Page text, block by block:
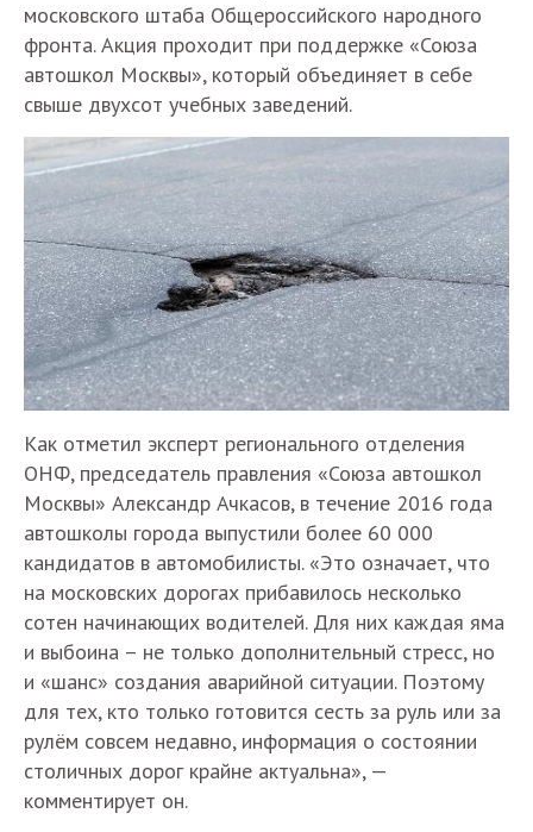
московского штаба Общероссийского народного
фронта. Акция проходит при поддержке «Союза
автошкол Москвы», который объединяет в себе
свыше двухсот учебных заведений.
Как отметил эксперт регионального отделения
ОНФ, председатель правления «Союза автошкол
Москвы» Александр Ачкасов, в течение 2016 года
автошколы города выпустили более 60 000
кандидатов в автомобилисты. «Это означает, что
на московских дорогах прибавилось несколько
сотен начинающих водителей. Для них каждая яма
и выбоина – не только дополнительный стресс, но
и «шанс» создания аварийной ситуации. Поэтому
для тех, кто только готовится сесть за руль или за
рулём совсем недавно, информация о состоянии
столичных дорог крайне актуальна», —
комментирует он.